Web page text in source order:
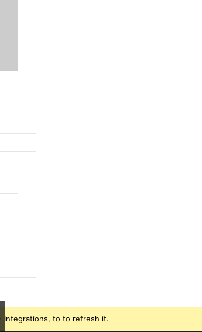
Integrations, to to refresh it.